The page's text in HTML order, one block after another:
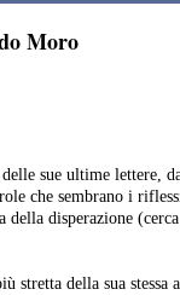
Moro
sue ultime lettere,
che sembrano i
disperazione
stretta della sua stessa